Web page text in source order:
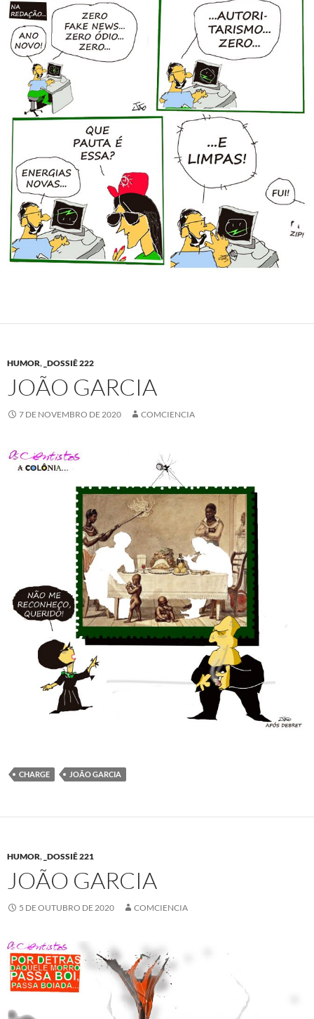
HUMOR, _DOSSIÊ 222
JOÃO GARCIA
7 DE NOVEMBRO DE 2020 COMCIENCIA
CHARGE JOÃO GARCIA
HUMOR, _DOSSIÊ 221
JOÃO GARCIA
5 DE OUTUBRO DE 2020 COMCIENCIA